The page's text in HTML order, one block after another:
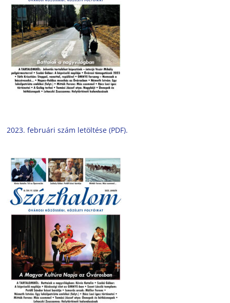
2023. februári szám letöltése (PDF).